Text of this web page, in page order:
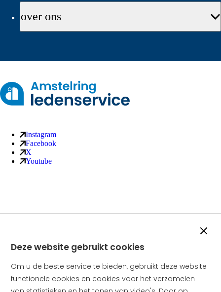
Deze website gebruikt cookies
Om u de beste service te bieden, gebruikt deze website
functionele cookies en cookies voor het verzamelen
over ons
Sociale media kanalen
Instagram
van Amstelring (externe link)
Facebook
van Amstelring (externe link)
X
van Amstelring (externe link)
Youtube
van Amstelring (externe link)